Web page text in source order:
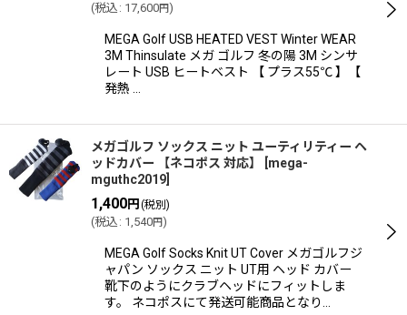
(税込 : 17,600円)
MEGA Golf USB HEATED VEST Winter WEAR
3M Thinsulate メガ ゴルフ 冬の陽 3M シンサ
レート USB ヒートベスト 【 プラス55℃ 】【
発熱 …
メガゴルフ ソックス ニット ユーティリティー ヘ
ッドカバー 【ネコポス 対応】
mega-
mguthc2019
1,400円 (税別)
(税込 : 1,540円)
MEGA Golf Socks Knit UT Cover メガゴルフジ
ャパン ソックス ニット UT用 ヘッド カバー
靴下のようにクラブヘッドにフィットしま
す。 ネコポスにて発送可能商品となり…